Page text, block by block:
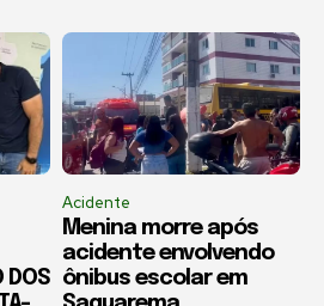
DOS
Acidente
Menina morre após
acidente envolvendo
ônibus escolar em